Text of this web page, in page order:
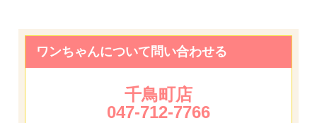
ワンちゃんについて問い合わせる
千鳥町店
047-712-7766